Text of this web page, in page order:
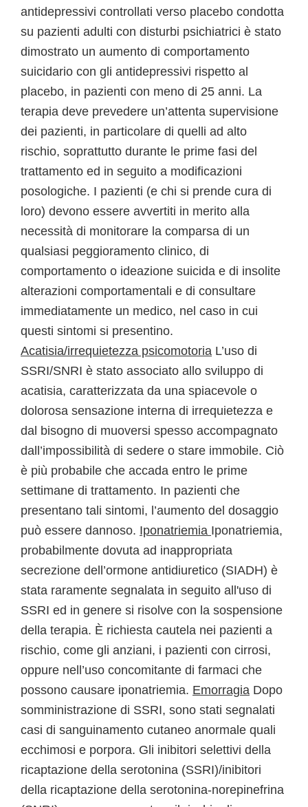
antidepressivi controllati verso placebo condotta
su pazienti adulti con disturbi psichiatrici è stato
dimostrato un aumento di comportamento
suicidario con gli antidepressivi rispetto al
placebo, in pazienti con meno di 25 anni. La
terapia deve prevedere un’attenta supervisione
dei pazienti, in particolare di quelli ad alto
rischio, soprattutto durante le prime fasi del
trattamento ed in seguito a modificazioni
posologiche. I pazienti (e chi si prende cura di
loro) devono essere avvertiti in merito alla
necessità di monitorare la comparsa di un
qualsiasi peggioramento clinico, di
comportamento o ideazione suicida e di insolite
alterazioni comportamentali e di consultare
immediatamente un medico, nel caso in cui
questi sintomi si presentino.
Acatisia/irrequietezza psicomotoria L’uso di
SSRI/SNRI è stato associato allo sviluppo di
acatisia, caratterizzata da una spiacevole o
dolorosa sensazione interna di irrequietezza e
dal bisogno di muoversi spesso accompagnato
dall’impossibilità di sedere o stare immobile. Ciò
è più probabile che accada entro le prime
settimane di trattamento. In pazienti che
presentano tali sintomi, l’aumento del dosaggio
può essere dannoso. Iponatriemia Iponatriemia,
probabilmente dovuta ad inappropriata
secrezione dell’ormone antidiuretico (SIADH) è
stata raramente segnalata in seguito all'uso di
SSRI ed in genere si risolve con la sospensione
della terapia. È richiesta cautela nei pazienti a
rischio, come gli anziani, i pazienti con cirrosi,
oppure nell’uso concomitante di farmaci che
possono causare iponatriemia. Emorragia Dopo
somministrazione di SSRI, sono stati segnalati
casi di sanguinamento cutaneo anormale quali
ecchimosi e porpora. Gli inibitori selettivi della
ricaptazione della serotonina (SSRI)/inibitori
della ricaptazione della serotonina-norepinefrina